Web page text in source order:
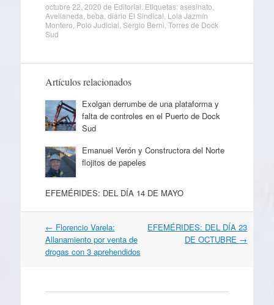
octubre 22, 2020 de Editorial . Etiquetas:asesinato
Avellaneda beba diario El Sindical Lola Jazmín
Montero Polo Judicial Sergio Berni Torres de Dock
Sud
Artículos relacionados
Exolgan derrumbe de una plataforma y
falta de controles en el Puerto de Dock
Sud
Emanuel Verón y Constructora del Norte
flojitos de papeles
EFEMÉRIDES: DEL DÍA 14 DE MAYO
Navegación
por
artículos
← Florencio Varela:
Allanamiento por venta de
drogas con 3 aprehendidos
EFEMÉRIDES: DEL DÍA 23
DE OCTUBRE →